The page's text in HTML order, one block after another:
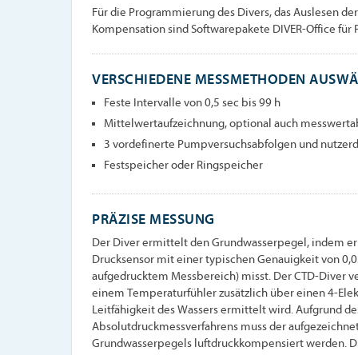
Für die Programmierung des Divers, das Auslesen
Kompensation sind Softwarepakete DIVER-Office für
VERSCHIEDENE MESSMETHODEN
Feste Intervalle von 0,5 sec bis 99 h
Mittelwertaufzeichnung, optional auch
3 vordefinerte Pumpversuchsabfolgen und
Festspeicher oder Ringspeicher
PRÄZISE MESSUNG
Der Diver ermittelt den Grundwasserpegel, indem
Drucksensor mit einer typischen Genauigkeit von
aufgedrucktem Messbereich) misst. Der CTD-Diver
einem Temperaturfühler zusätzlich über einen 4-
Leitfähigkeit des Wassers ermittelt wird. Aufgrund
Absolutdruckmessverfahrens muss der
Grundwasserpegels luftdruckkompensiert werden.